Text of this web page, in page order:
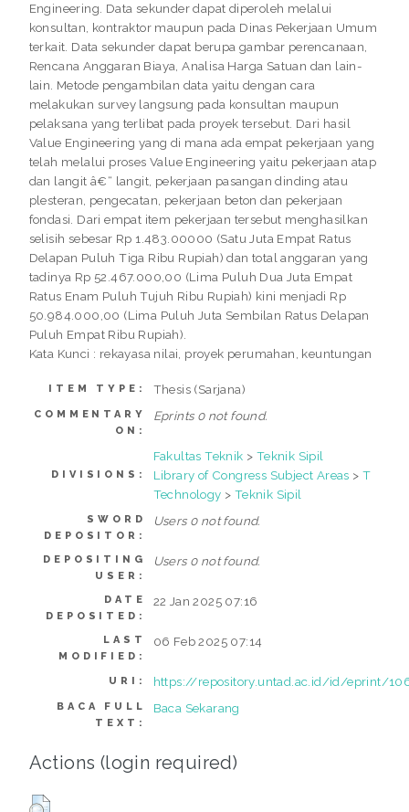
Engineering. Data sekunder dapat diperoleh melalui
konsultan, kontraktor maupun pada Dinas Pekerjaan Umum
terkait. Data sekunder dapat berupa gambar perencanaan,
Rencana Anggaran Biaya, Analisa Harga Satuan dan lain-
lain. Metode pengambilan data yaitu dengan cara
melakukan survey langsung pada konsultan maupun
pelaksana yang terlibat pada proyek tersebut. Dari hasil
Value Engineering yang di mana ada empat pekerjaan yang
telah melalui proses Value Engineering yaitu pekerjaan atap
dan langit â€“ langit, pekerjaan pasangan dinding atau
plesteran, pengecatan, pekerjaan beton dan pekerjaan
fondasi. Dari empat item pekerjaan tersebut menghasilkan
selisih sebesar Rp 1.483.00000 (Satu Juta Empat Ratus
Delapan Puluh Tiga Ribu Rupiah) dan total anggaran yang
tadinya Rp 52.467.000,00 (Lima Puluh Dua Juta Empat
Ratus Enam Puluh Tujuh Ribu Rupiah) kini menjadi Rp
50.984.000,00 (Lima Puluh Juta Sembilan Ratus Delapan
Puluh Empat Ribu Rupiah).
Kata Kunci : rekayasa nilai, proyek perumahan, keuntungan
ITEM TYPE: Thesis (Sarjana)
COMMENTARY
ON:
Eprints 0 not found.
DIVISIONS:
Fakultas Teknik > Teknik Sipil
Library of Congress Subject Areas >T
Technology > Teknik Sipil
SWORD
DEPOSITOR:
Users 0 not found.
DEPOSITING
USER:
Users 0 not found.
DATE
DEPOSITED:
22 Jan 2025 07:16
LAST
MODIFIED:
06 Feb 2025 07:14
URI: https://repository.untad.ac.id/id/eprint/
BACA FULL
TEXT:
Baca Sekarang
Actions (login required)